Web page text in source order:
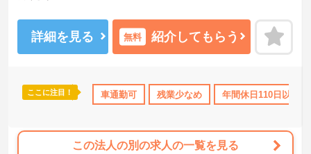
残業少なめ 日勤のみ 年間休日110日以上 社会保険完備
すのでお気軽にご相談ください。
詳細を見る 無料 紹介してもらう
ここに注目！ 車通勤可 残業少なめ 年間休日110日以上
この法人の別の求人の一覧を見る